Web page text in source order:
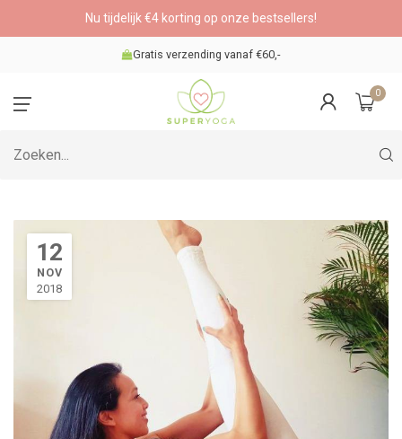
Nu tijdelijk €4 korting op onze bestsellers!
Gratis verzending vanaf €60,-
0
12
NOV
2018